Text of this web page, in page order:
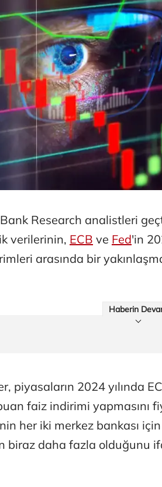
Research analistleri
verilerinin, ECB ve Fed'in
arasında bir
Haberin
piyasaların 2024 yılında
faiz indirimi yapmasını
her iki merkez bankası
biraz daha fazla olduğunu